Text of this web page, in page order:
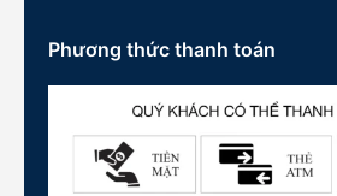
Phương thức thanh toán